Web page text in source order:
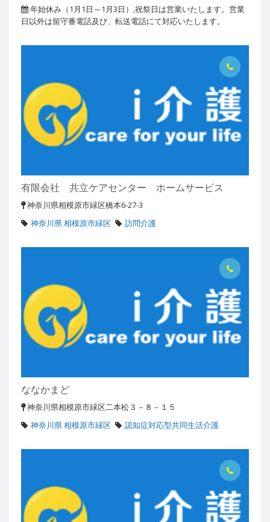
年始休み（1月1日～1月3日）,祝祭日は営業いたします。営業
日以外は留守番電話及び、転送電話にて対応いたします。
有限会社 共立ケアセンター ホームサービス
神奈川県相模原市緑区橋本6-27-3
神奈川県 相模原市緑区
訪問介護
ななかまど
神奈川県相模原市緑区二本松３－８－１５
神奈川県 相模原市緑区
認知症対応型共同生活介護